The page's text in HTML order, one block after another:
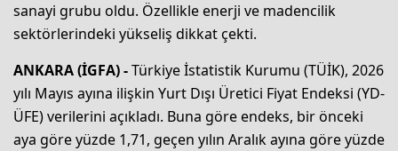
sanayi grubu oldu. Özellikle enerji ve madencilik
sektörlerindeki yükseliş dikkat çekti.
ANKARA (İGFA) -Türkiye İstatistik Kurumu (TÜİK), 2026
yılı Mayıs ayına ilişkin Yurt Dışı Üretici Fiyat Endeksi (YD-
ÜFE) verilerini açıkladı. Buna göre endeks, bir önceki
aya göre yüzde 1,71, geçen yılın Aralık ayına göre yüzde